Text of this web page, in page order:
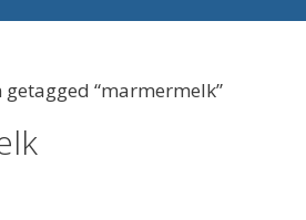
“marmermelk”